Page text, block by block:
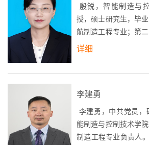
殷锐，智能制造与
授，硕士研究生，毕
航制造工程专业；第
届陕西省图学学会理
PRO/E和Auto CAD认
核心期刊上共发表论
本，参编教材三本。
“航天技术...
详细
李建勇
李建勇，中共党员，
能制造与控制技术学
制造工程专业负责人